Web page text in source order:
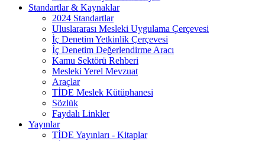
Standartlar & Kaynaklar
2024 Standartlar
Uluslararası Mesleki Uygulama Çerçevesi
İç Denetim Yetkinlik Çerçevesi
İç Denetim Değerlendirme Aracı
Kamu Sektörü Rehberi
Mesleki Yerel Mevzuat
Araçlar
TİDE Meslek Kütüphanesi
Sözlük
Faydalı Linkler
Yayınlar
TİDE Yayınları - Kitaplar